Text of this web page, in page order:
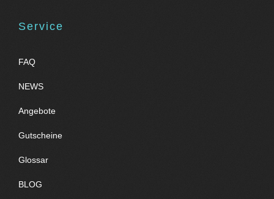
Service
FAQ
NEWS
Angebote
Gutscheine
Glossar
BLOG